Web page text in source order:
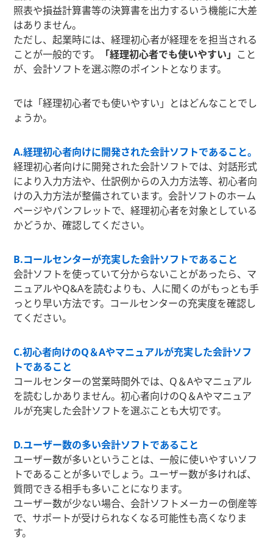
照表や損益計算書等の決算書を出力するいう機能に大差
はありません。
ただし、起業時には、経理初心者が経理をを担当される
ことが一般的です。
「経理初心者でも使いやすい」 こと
が、会計ソフトを選ぶ際のポイントとなります。
では「経理初心者でも使いやすい」とはどんなことでし
ょうか。
A.経理初心者向けに開発された会計ソフトであること。
経理初心者向けに開発された会計ソフトでは、対話形式
により入力方法や、仕訳例からの入力方法等、初心者向
けの入力方法が整備されています。会計ソフトのホーム
ページやパンフレットで、経理初心者を対象としている
かどうか、確認してください。
B.コールセンターが充実した会計ソフトであること
会計ソフトを使っていて分からないことがあったら、マ
ニュアルやQ&Aを読むよりも、人に聞くのがもっとも手
っとり早い方法です。コールセンターの充実度を確認し
てください。
C.初心者向けのQ＆Aやマニュアルが充実した会計ソフ
トであること
コールセンターの営業時間外では、Q＆Aやマニュアル
を読むしかありません。初心者向けのQ＆Aやマニュア
ルが充実した会計ソフトを選ぶことも大切です。
D.ユーザー数の多い会計ソフトであること
ユーザー数が多いということは、一般に使いやすいソフ
トであることが多いでしょう。ユーザー数が多ければ、
質問できる相手も多いことになります。
ユーザー数が少ない場合、会計ソフトメーカーの倒産等
で、サポートが受けられなくなる可能性も高くなりま
す。